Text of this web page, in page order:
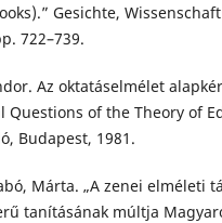
Gesichte,
722–739.
Az oktatáselmélet
Questions of the Theory of
Budapest, 1981.
Márta. „A zenei elméleti
tanításának múltja